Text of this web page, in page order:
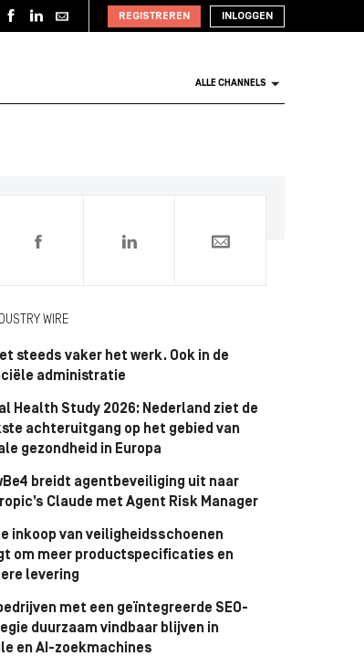
REGISTREREN INLOGGEN
ALLE CHANNELS
0
WIRE
steeds vaker het werk. Ook in de
administratie
Health Study 2026: Nederland ziet de
achteruitgang op het gebied van
gezondheid in Europa
breidt agentbeveiliging uit naar
Claude met Agent Risk Manager
inkoop van veiligheidsschoenen
om meer productspecificaties en
levering
met een geïntegreerde SEO-
duurzaam vindbaar blijven in
en AI-zoekmachines